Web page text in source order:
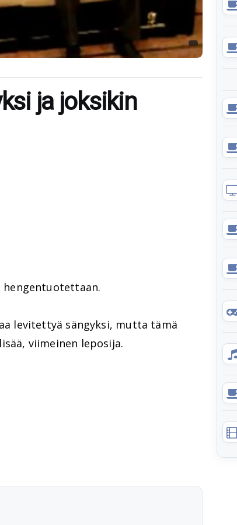
ja joksikin
hengentuotettaan.
levitettyä sängyksi, mutta tämä
viimeinen leposija.